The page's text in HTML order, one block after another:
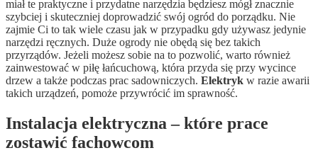
miał te praktyczne i przydatne narzędzia będziesz mógł znacznie
szybciej i skuteczniej doprowadzić swój ogród do porządku. Nie
zajmie Ci to tak wiele czasu jak w przypadku gdy używasz jedynie
narzędzi ręcznych. Duże ogrody nie obędą się bez takich
przyrządów. Jeżeli możesz sobie na to pozwolić, warto również
zainwestować w piłę łańcuchową, która przyda się przy wycince
drzew a także podczas prac sadowniczych. Elektryk w razie awarii
takich urządzeń, pomoże przywrócić im sprawność.
Instalacja elektryczna – które prace
zostawić fachowcom